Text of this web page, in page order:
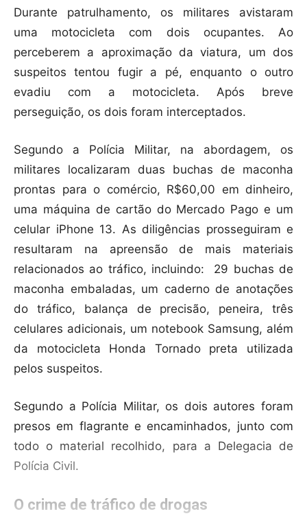
Durante patrulhamento, os militares avistaram
uma motocicleta com dois ocupantes. Ao
perceberem a aproximação da viatura, um dos
suspeitos tentou fugir a pé, enquanto o outro
evadiu com a motocicleta. Após breve
perseguição, os dois foram interceptados.
Segundo a Polícia Militar, na abordagem, os
militares localizaram duas buchas de maconha
prontas para o comércio, R$60,00 em dinheiro,
uma máquina de cartão do Mercado Pago e um
celular iPhone 13. As diligências prosseguiram e
resultaram na apreensão de mais materiais
relacionados ao tráfico, incluindo: 29 buchas de
maconha embaladas, um caderno de anotações
do tráfico, balança de precisão, peneira, três
celulares adicionais, um notebook Samsung, além
da motocicleta Honda Tornado preta utilizada
pelos suspeitos.
Segundo a Polícia Militar, os dois autores foram
presos em flagrante e encaminhados, junto com
todo o material recolhido, para a Delegacia de
Polícia Civil.
O crime de tráfico de drogas